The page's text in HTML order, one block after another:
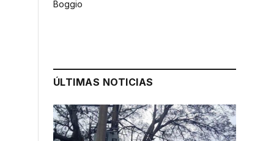
Boggio
ÚLTIMAS NOTICIAS